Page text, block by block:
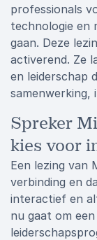
professionals
technologie en
gaan. Deze
activerend. Ze
en leiderschap
samenwerking,
Spreker
kies voor
Een lezing van
verbinding en
interactief en
nu gaat om